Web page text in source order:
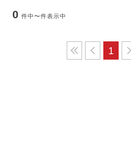
0 件中〜件表示中
1